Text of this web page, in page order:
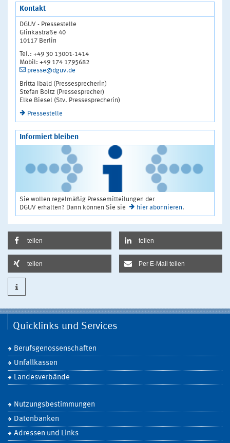
Kontakt
DGUV - Pressestelle
Glinkastraße 40
10117 Berlin
Tel.: +49 30 13001-1414
Mobil: +49 174 1795682
presse@dguv.de
Britta Ibald (Pressesprecherin)
Stefan Boltz (Pressesprecher)
Elke Biesel (Stv. Pressesprecherin)
Pressestelle
Informiert bleiben
Sie wollen regelmäßig Pressemitteilungen der
DGUV erhalten? Dann können Sie sie
hier abonnieren.
teilen teilen
teilen Per E-Mail teilen
Quicklinks und Services
Berufsgenossenschaften
Unfallkassen
Landesverbände
Nutzungsbestimmungen
Datenbanken
Adressen und Links